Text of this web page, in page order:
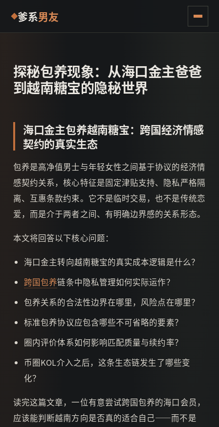
爹系男友
探秘包养现象：从海口金主爸爸
到越南糖宝的隐秘世界
海口金主包养越南糖宝：跨国经济情感
契约的真实生态
包养是高净值男士与年轻女性之间基于协议的经济情
感契约关系，核心特征是固定津贴支持、隐私严格隔
离、互惠条款约束。它不是临时交易，也不是传统恋
爱，而是介于两者之间、有明确边界感的关系形态。
本文将回答以下核心问题：
海口金主转向越南糖宝的真实成本逻辑是什么？
跨国包养链条中隐私管理如何实际运作？
包养关系的合法性边界在哪里，风险点在哪里？
标准包养协议应包含哪些不可省略的要素？
圈内评价体系如何影响匹配质量与续约率？
币圈KOL介入之后，这条生态链发生了哪些变
化？
读完这篇文章，一位有意尝试跨国包养的海口会员，
应该能判断越南方向是否真的适合自己——而不是